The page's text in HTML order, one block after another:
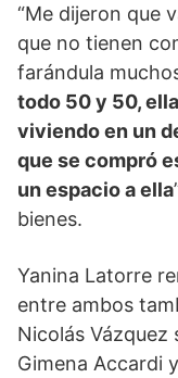
“Me dijeron que
que no tienen
farándula
todo 50 y 50,
viviendo en un
que se compró
un espacio a ella
bienes.
Yanina Latorre
entre ambos
Nicolás Vázquez
Gimena Accardi